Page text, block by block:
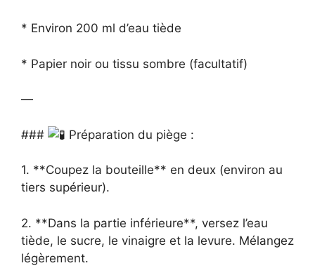
* Environ 200 ml d’eau tiède
* Papier noir ou tissu sombre (facultatif)
—
### Préparation du piège :
1. **Coupez la bouteille** en deux (environ au
tiers supérieur).
2. **Dans la partie inférieure**, versez l’eau
tiède, le sucre, le vinaigre et la levure. Mélangez
légèrement.